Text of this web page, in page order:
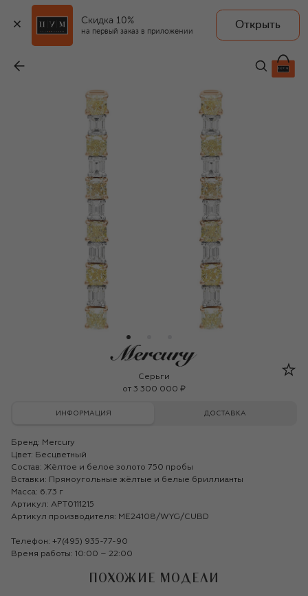
Скидка 10%
на первый заказ в приложении
Открыть
Mercury
Серьги
от 3 300 000 ₽
ИНФОРМАЦИЯ ДОСТАВКА
Бренд: Mercury
Цвет: Бесцветный
Состав: Жёлтое и белое золото 750 пробы
Вставки: Прямоугольные жёлтые и белые бриллианты
Масса: 6.73 г
Артикул: APT0111215
Артикул производителя: ME24108/WYG/CUBD
Телефон: +7(495) 935-77-90
Время работы: 10:00 – 22:00
ПОХОЖИЕ МОДЕЛИ